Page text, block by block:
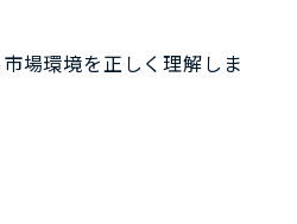
場環境を正しく理解しま